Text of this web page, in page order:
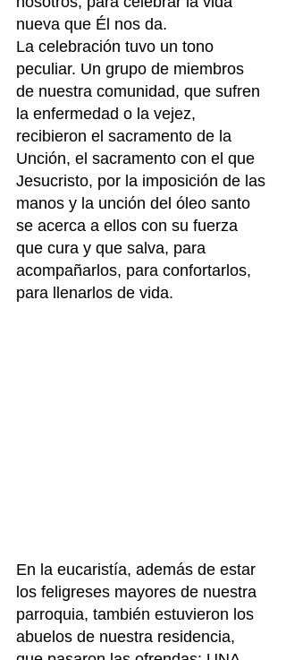
nueva que Él nos da.
La celebración tuvo un tono
peculiar. Un grupo de miembros
de nuestra comunidad, que sufren
la enfermedad o la vejez,
recibieron el sacramento de la
Unción, el sacramento con el que
Jesucristo, por la imposición de las
manos y la unción del óleo santo
se acerca a ellos con su fuerza
que cura y que salva, para
acompañarlos, para confortarlos,
para llenarlos de vida.
En la eucaristía, además de estar
los feligreses mayores de nuestra
parroquia, también estuvieron los
abuelos de nuestra residencia,